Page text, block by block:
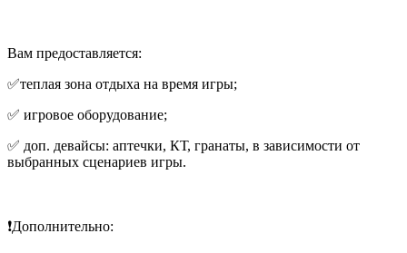
Вам предоставляется:
✅теплая зона отдыха на время игры;
✅ игровое оборудование;
✅ доп. девайсы: аптечки, КТ, гранаты, в зависимости от
выбранных сценариев игры.
❗Дополнительно: